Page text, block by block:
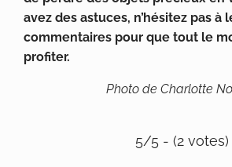
avez des astuces, n’hésitez pas à
commentaires pour que tout le
profiter.
Photo de Charlotte
5/5 - (2 votes)